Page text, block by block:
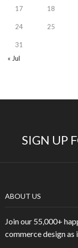
17 18
24 25
31
« Jul
SIGN UP
ABOUT US
Join our 55,000+
commerce design as